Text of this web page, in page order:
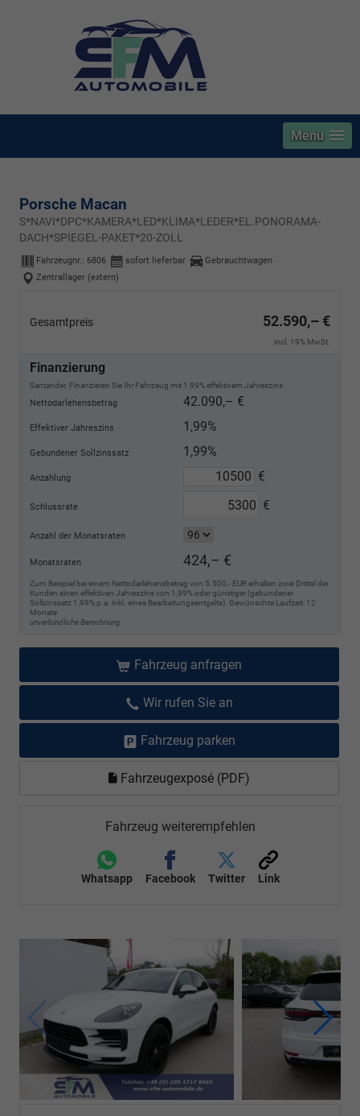
Menü
Porsche Macan
S*NAVI*DPC*KAMERA*LED*KLIMA*LEDER*EL.PONORAMA-
DACH*SPIEGEL-PAKET*20-ZOLL
Fahrzeugnr.: 6806 sofort lieferbar
Gebrauchtwagen
Zentrallager (extern)
Gesamtpreis 52.590,– €
incl. 19% MwSt.
Finanzierung
Santander. Finanzieren Sie Ihr Fahrzeug mit 1,99% effektivem Jahreszins.
Nettodarlehensbetrag 42.090,– €
Effektiver Jahreszins 1,99%
Gebundener Sollzinssatz 1,99%
Anzahlung €
Schlussrate €
Anzahl der Monatsraten
Monatsraten 424,– €
Zum Beispiel bei einem Nettodarlehensbetrag von 5.500,- EUR erhalten zwei Drittel der
Kunden einen effektiven Jahreszins von 1,99% oder günstiger (gebundener
Sollzinssatz 1,99% p.a. inkl. eines Bearbeitungsentgelts). Gewünschte Laufzeit: 12
Monate
unverbindliche Berechnung
Fahrzeug anfragen
Wir rufen Sie an
Fahrzeug parken
Fahrzeugexposé (PDF)
Fahrzeug weiterempfehlen
Whatsapp Facebook Twitter Link